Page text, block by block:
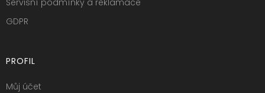
Servisní podmínky a reklamace
GDPR
PROFIL
Můj účet